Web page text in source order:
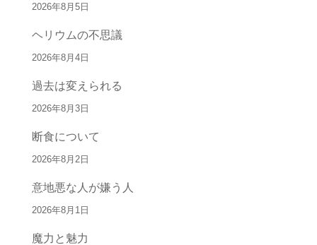
2026年8月5日
ヘリウムの不思議
2026年8月4日
過去は変えられる
2026年8月3日
断食について
2026年8月2日
意地悪な人が嫌う人
2026年8月1日
魔力と魅力